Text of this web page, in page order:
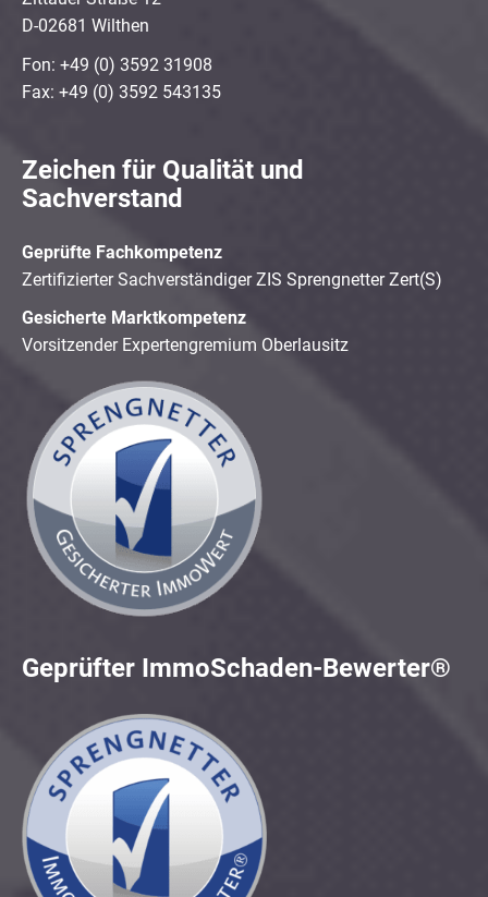
D-02681 Wilthen
Fon: +49 (0) 3592 31908
Fax: +49 (0) 3592 543135
Zeichen für Qualität und
Sachverstand
Geprüfte Fachkompetenz
Zertifizierter Sachverständiger ZIS Sprengnetter Zert(S)
Gesicherte Marktkompetenz
Vorsitzender Expertengremium Oberlausitz
Geprüfter ImmoSchaden-Bewerter®